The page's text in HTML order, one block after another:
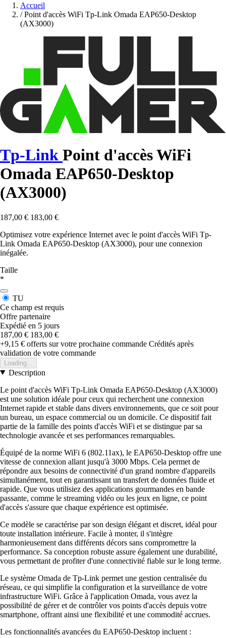
Accueil
/ Point d'accès WiFi Tp-Link Omada EAP650-Desktop
(AX3000)
Tp-Link Point d'accès WiFi
Omada EAP650-Desktop
(AX3000)
187,00 € 183,00 €
Optimisez votre expérience Internet avec le point d'accès WiFi Tp-
Link Omada EAP650-Desktop (AX3000), pour une connexion
inégalée.
Taille
*
TU
Ce champ est requis
Offre partenaire
Expédié en 5 jours
187,00 € 183,00 €
+9,15 € offerts sur votre prochaine commande Crédités après
validation de votre commande
Loading...
Description
Le point d'accès WiFi Tp-Link Omada EAP650-Desktop (AX3000)
est une solution idéale pour ceux qui recherchent une connexion
Internet rapide et stable dans divers environnements, que ce soit pour
un bureau, un espace commercial ou un domicile. Ce dispositif fait
partie de la famille des points d'accès WiFi et se distingue par sa
technologie avancée et ses performances remarquables.
Équipé de la norme WiFi 6 (802.11ax), le EAP650-Desktop offre une
vitesse de connexion allant jusqu'à 3000 Mbps. Cela permet de
répondre aux besoins de connectivité d'un grand nombre d'appareils
simultanément, tout en garantissant un transfert de données fluide et
rapide. Que vous utilisiez des applications gourmandes en bande
passante, comme le streaming vidéo ou les jeux en ligne, ce point
d'accès s'assure que chaque expérience est optimisée.
Ce modèle se caractérise par son design élégant et discret, idéal pour
toute installation intérieure. Facile à monter, il s'intègre
harmonieusement dans différents décors sans compromettre la
performance. Sa conception robuste assure également une durabilité,
vous permettant de profiter d'une connectivité fiable sur le long terme.
Le système Omada de Tp-Link permet une gestion centralisée du
réseau, ce qui simplifie la configuration et la surveillance de votre
infrastructure WiFi. Grâce à l'application Omada, vous avez la
possibilité de gérer et de contrôler vos points d'accès depuis votre
smartphone, offrant ainsi une flexibilité et une commodité accrues.
Les fonctionnalités avancées du EAP650-Desktop incluent :